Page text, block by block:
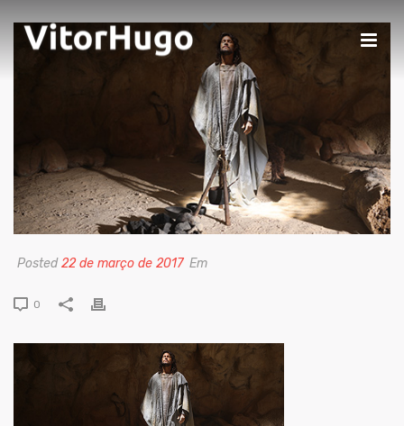
Posted22 de março de 2017 Em
0